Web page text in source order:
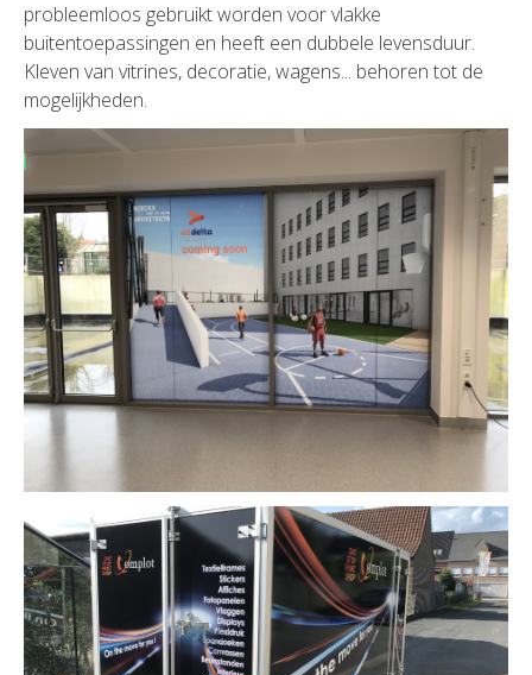
probleemloos gebruikt worden voor vlakke
buitentoepassingen en heeft een dubbele levensduur.
Kleven van vitrines, decoratie, wagens... behoren tot de
mogelijkheden.